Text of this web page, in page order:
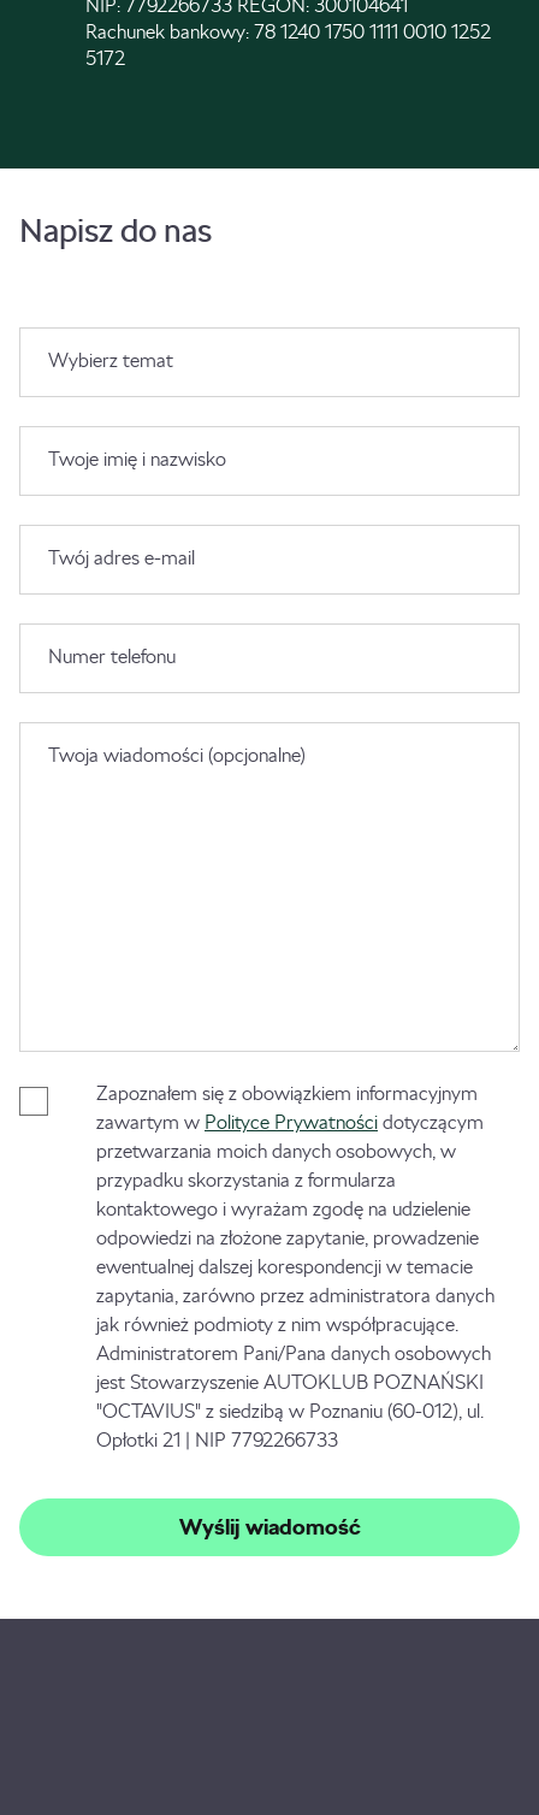
NIP: 7792266733 REGON: 300104641
Rachunek bankowy: 78 1240 1750 1111 0010 1252
5172
Napisz do nas
Wybierz temat
Twoje imię i nazwisko
Twój adres e-mail
Numer telefonu
Twoja wiadomości (opcjonalne)
Zapoznałem się z obowiązkiem informacyjnym
zawartym w Polityce Prywatności dotyczącym
przetwarzania moich danych osobowych, w
przypadku skorzystania z formularza
kontaktowego i wyrażam zgodę na udzielenie
odpowiedzi na złożone zapytanie, prowadzenie
ewentualnej dalszej korespondencji w temacie
zapytania, zarówno przez administratora danych
jak również podmioty z nim współpracujące.
Administratorem Pani/Pana danych osobowych
jest Stowarzyszenie AUTOKLUB POZNAŃSKI
"OCTAVIUS" z siedzibą w Poznaniu (60-012), ul.
Opłotki 21 | NIP 7792266733